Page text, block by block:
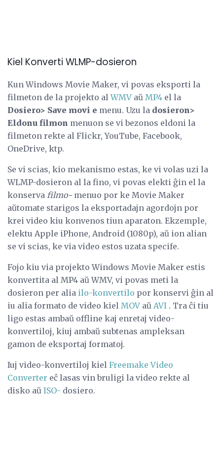
Kiel Konverti WLMP-dosieron
Kun Windows Movie Maker, vi povas eksporti la
filmeton de la projekto alWMV aŭ MP4 el la
Dosiero> Save movi e menu. Uzu la dosieron>
Eldonu filmon menuon se vi bezonos eldoni la
filmeton rekte al Flickr, YouTube, Facebook,
OneDrive, ktp.
Se vi scias, kio mekanismo estas, ke vi volas uzi la
WLMP-dosieron al la fino, vi povas elekti ĝin el la
konserva filmo- menuo por ke Movie Maker
aŭtomate starigos la eksportadajn agordojn por
krei video kiu konvenos tiun aparaton. Ekzemple,
elektu Apple iPhone, Android (1080p), aŭ ion alian
se vi scias, ke via video estos uzata specife.
Fojo kiu via projekto Windows Movie Maker estis
konvertita al MP4 aŭ WMV, vi povas meti la
dosieron per alia ilo-konvertilo por konservi ĝin al
iu alia formato de video kiel MOV aŭ AVI . Tra ĉi tiu
ligo estas ambaŭ offline kaj enretaj video-
konvertiloj, kiuj ambaŭ subtenas ampleksan
gamon de eksportaj formatoj.
Iuj video-konvertiloj kiel Freemake Video
Converter eĉ lasas vin bruligi la video rekte al
disko aŭ ISO- dosiero.